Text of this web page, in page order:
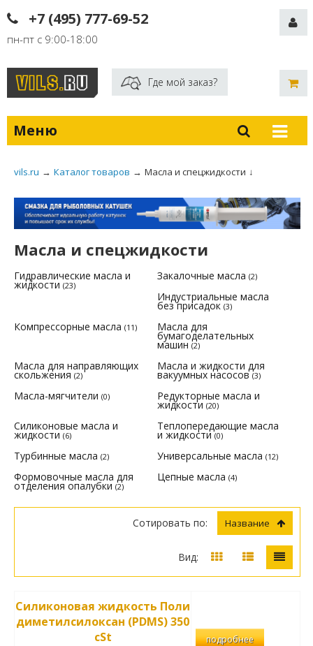
+7 (495) 777-69-52
пн-пт с 9:00-18:00
Где мой заказ?
Меню
vils.ru → Каталог товаров → Масла и спецжидкости ↓
Масла и спецжидкости
Гидравлические масла и
жидкости (23)
Закалочные масла (2)
Индустриальные масла
без присадок (3)
Компрессорные масла (11) Масла для
бумагоделательных
машин (2)
Масла для направляющих
скольжения (2)
Масла и жидкости для
вакуумных насосов (3)
Масла-мягчители (0) Редукторные масла и
жидкости (20)
Силиконовые масла и
жидкости (6)
Теплопередающие масла
и жидкости(0)
Турбинные масла (2) Универсальные масла (12)
Формовочные масла для
отделения опалубки (2)
Цепные масла (4)
Сотировать по: Название
Вид:
Силиконовая жидкость Поли
диметилсилоксан (PDMS) 350
cSt
подробнее